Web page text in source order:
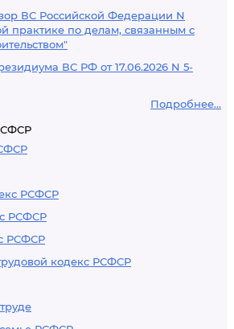
ВС Российской Федерации N
практике по делам, связанным с
ВС РФ от 17.06.2026 N 5-
Подробнее...
РСФСР
РСФСР
РСФСР
кодекс РСФСР